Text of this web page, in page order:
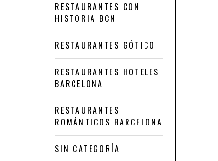
RESTAURANTES CON
HISTORIA BCN
RESTAURANTES GÓTICO
RESTAURANTES HOTELES
BARCELONA
RESTAURANTES
ROMÁNTICOS BARCELONA
SIN CATEGORÍA